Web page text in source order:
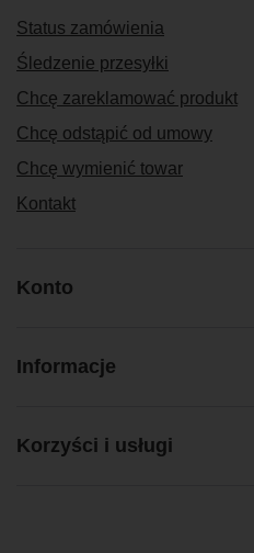
Status zamówienia
Śledzenie przesyłki
Chcę zareklamować produkt
Chcę odstąpić od umowy
Chcę wymienić towar
Kontakt
Konto
Informacje
Korzyści i usługi